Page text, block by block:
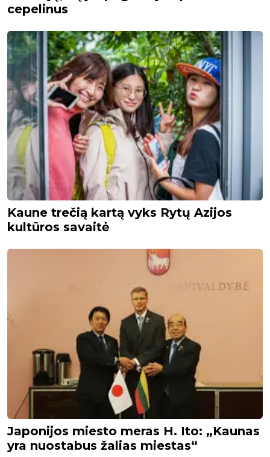
cepelinus
Kaune trečią kartą vyks Rytų Azijos
kultūros savaitė
Japonijos miesto meras H. Ito: „Kaunas
yra nuostabus žalias miestas“